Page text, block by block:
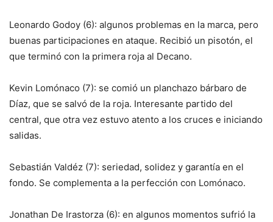
Leonardo Godoy (6): algunos problemas en la marca, pero
buenas participaciones en ataque. Recibió un pisotón, el
que terminó con la primera roja al Decano.
Kevin Lomónaco (7): se comió un planchazo bárbaro de
Díaz, que se salvó de la roja. Interesante partido del
central, que otra vez estuvo atento a los cruces e iniciando
salidas.
Sebastián Valdéz (7): seriedad, solidez y garantía en el
fondo. Se complementa a la perfección con Lomónaco.
Jonathan De Irastorza (6): en algunos momentos sufrió la